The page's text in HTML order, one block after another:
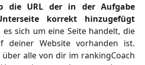
die URL der in der Aufgabe
korrekt hinzugefügt
es sich um eine Seite handelt, die
deiner Website vorhanden ist.
über alle von dir im rankingCoach